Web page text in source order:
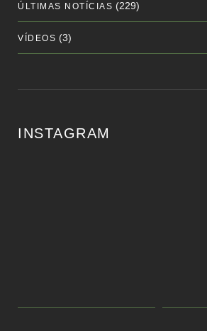
ÚLTIMAS NOTÍCIAS (229)
VÍDEOS (3)
INSTAGRAM